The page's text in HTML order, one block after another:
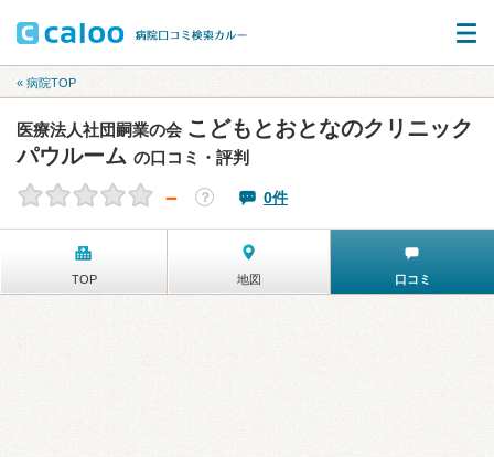
« 病院TOP
医療法人社団嗣業の会 こどもとおとなのクリニック
パウルーム の口コミ・評判
－ ？ 0件
TOP 地図 口コミ